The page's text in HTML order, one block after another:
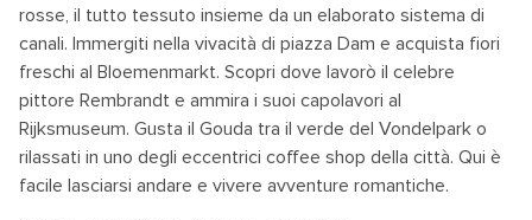
rosse, il tutto tessuto insieme da un elaborato sistema di
canali. Immergiti nella vivacità di piazza Dam e acquista fiori
freschi al Bloemenmarkt. Scopri dove lavorò il celebre
pittore Rembrandt e ammira i suoi capolavori al
Rijksmuseum. Gusta il Gouda tra il verde del Vondelpark o
rilassati in uno degli eccentrici coffee shop della città. Qui è
facile lasciarsi andare e vivere avventure romantiche.